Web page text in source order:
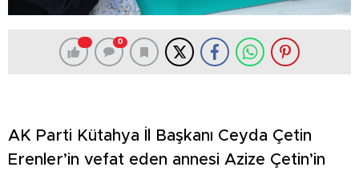
0
AK Parti Kütahya İl Başkanı Ceyda Çetin
Erenler’in vefat eden annesi Azize Çetin’in